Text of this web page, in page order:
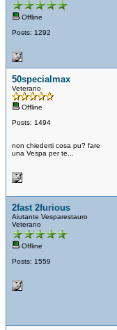
Offline
Posts: 1292
50specialmax
Veterano
Offline
Posts: 1494
non chiederti cosa pu? fare
una Vespa per te...
2fast 2furious
Aiutante Vesparestauro
Veterano
Offline
Posts: 1559